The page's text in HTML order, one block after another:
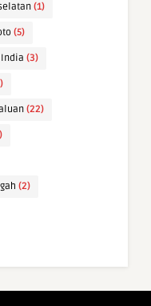
(1)
(5)
India (3)
(22)
(2)